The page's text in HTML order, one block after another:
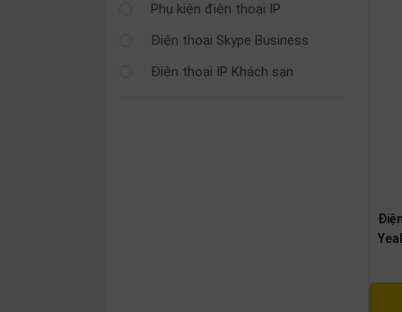
Phụ kiện điện thoại IP
Điện thoại Skype Business
Điện thoại IP Khách sạn